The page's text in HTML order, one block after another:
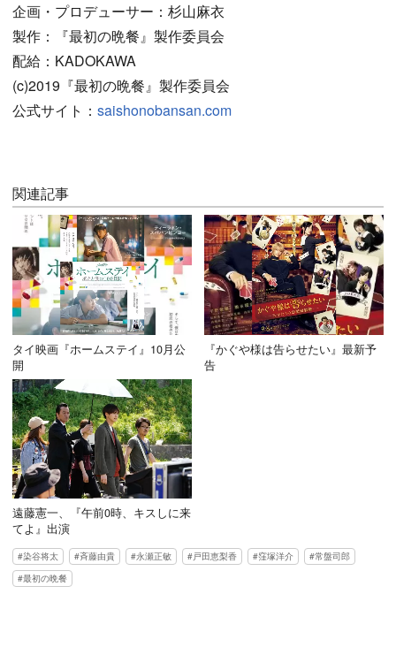
企画・プロデューサー：杉山麻衣
製作：『最初の晩餐』製作委員会
配給：KADOKAWA
(c)2019『最初の晩餐』製作委員会
公式サイト： saishonobansan.com
関連記事
タイ映画『ホームステイ』10月公
開
『かぐや様は告らせたい』最新予
告
遠藤憲一、『午前0時、キスしに来
てよ』出演
染谷将太 斉藤由貴 永瀬正敏 戸田恵梨香 窪塚洋介
常盤司郎
最初の晩餐